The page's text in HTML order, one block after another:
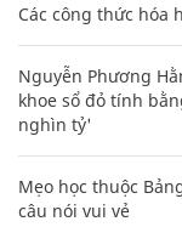
Các công thức hóa
Nguyễn Phương
khoe sổ đỏ tính
nghìn tỷ'
Mẹo học thuộc
câu nói vui vẻ